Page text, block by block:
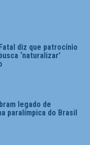
diz que patrocínio
‘naturalizar’
legado de
paralímpica do Brasil